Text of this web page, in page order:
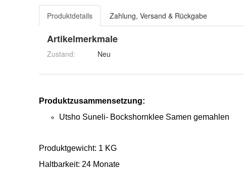
Produktdetails Zahlung, Versand & Rückgabe
Artikelmerkmale
Zustand: Neu